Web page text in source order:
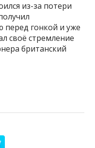
из-за потери
гонкой и уже
своё стремление
британский